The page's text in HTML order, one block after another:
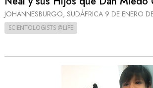
JOHANNESBURGO, SUDÁFRICA 9 DE ENERO
SCIENTOLOGISTS @LIFE